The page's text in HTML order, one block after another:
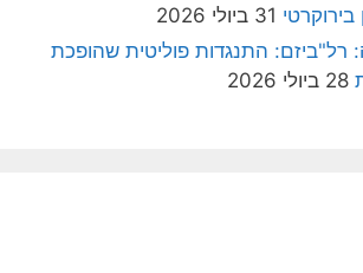
31 ביולי 2026
רל"ביזם: התנגדות פוליטית שהופכת
28 ביולי 2026